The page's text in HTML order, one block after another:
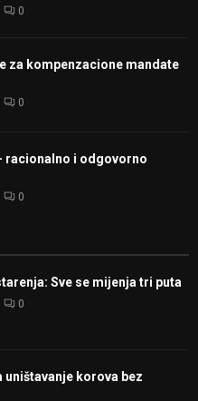
0
za kompenzacione mandate
0
racionalno i odgovorno
0
Sve se mijenja tri puta
0
uništavanje korova bez